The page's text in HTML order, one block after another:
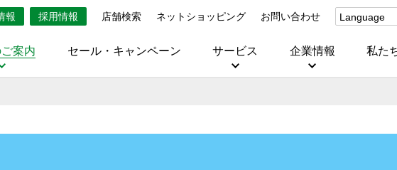
報 採用情報 店舗検索 ネットショッピング お問い合わせ
Language
(Corporate)
案内 セール・キャンペーン サービス 企業情報 私た